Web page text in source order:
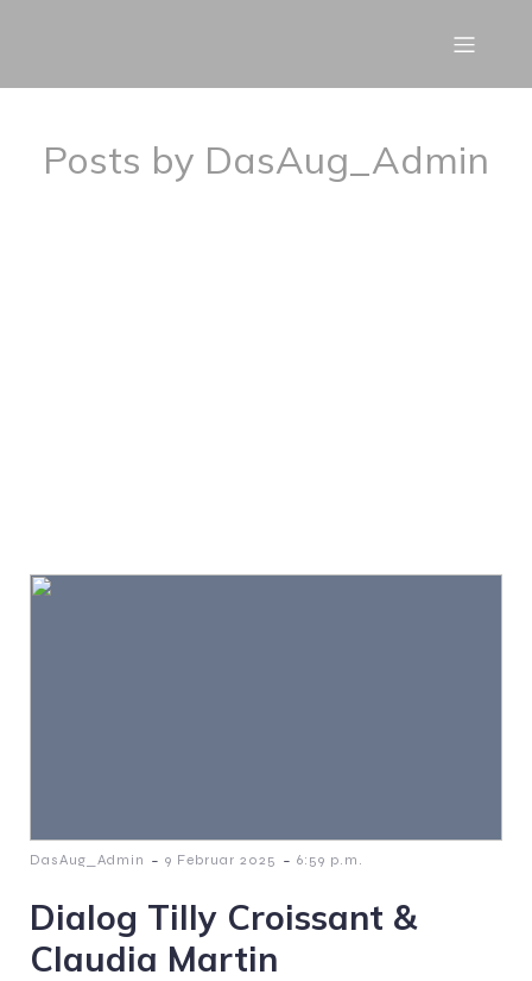
Posts by DasAug_Admin
DasAug_Admin - 9 Februar 2025 - 6:59 p.m.
Dialog Tilly Croissant &
Claudia Martin